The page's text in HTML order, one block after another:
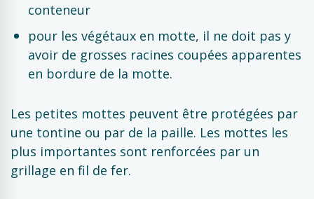
conteneur
pour les végétaux en motte, il ne doit pas y
avoir de grosses racines coupées apparentes
en bordure de la motte.
Les petites mottes peuvent être protégées par
une tontine ou par de la paille. Les mottes les
plus importantes sont renforcées par un
grillage en fil de fer.